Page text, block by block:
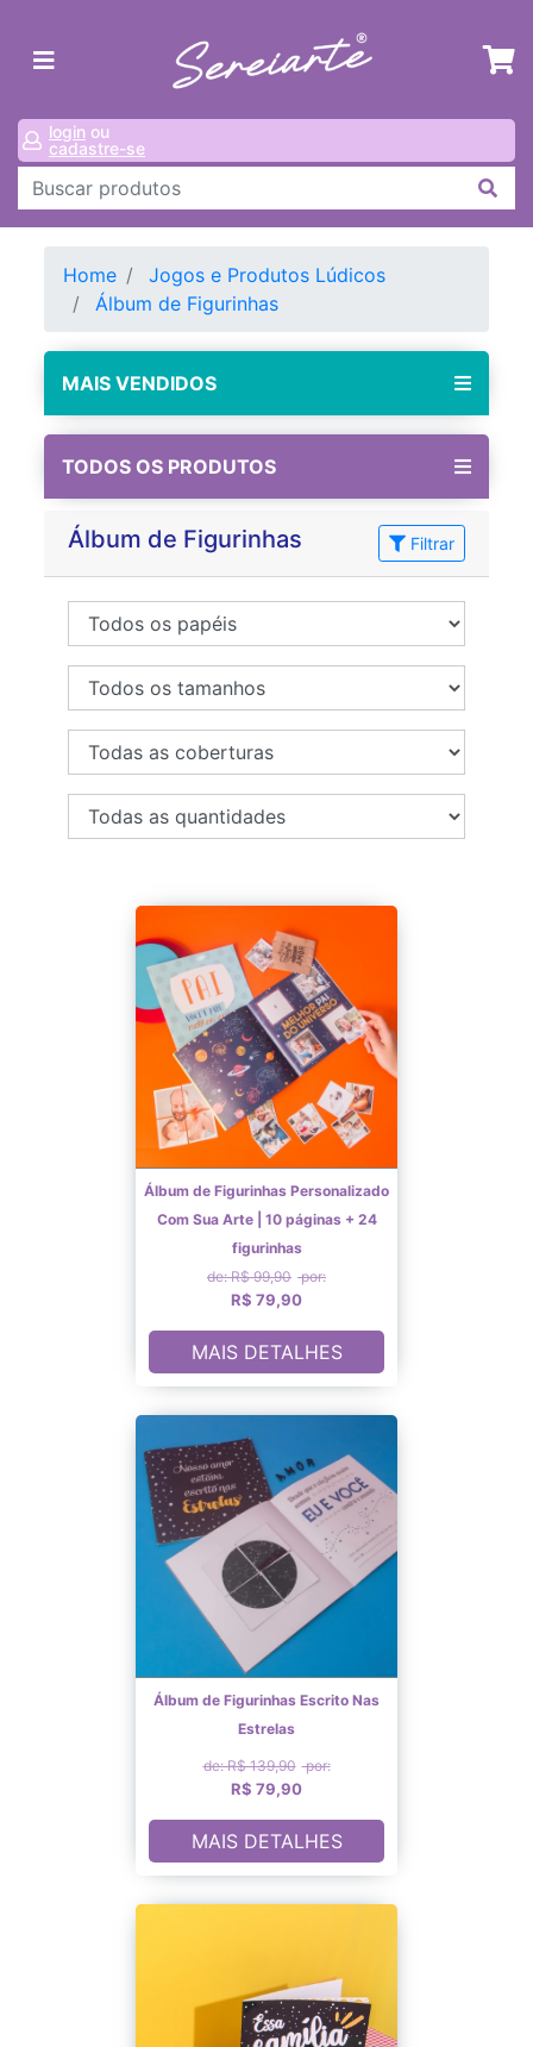
login ou
cadastre-se
Home
Jogos e Produtos Lúdicos
Álbum de Figurinhas
MAIS VENDIDOS
TODOS OS PRODUTOS
Álbum de Figurinhas Filtrar
Álbum de Figurinhas Personalizado
Com Sua Arte | 10 páginas + 24
figurinhas
de: R$ 99,90 por:
R$ 79,90
MAIS DETALHES
Álbum de Figurinhas Escrito Nas
Estrelas
de: R$ 139,90 por:
R$ 79,90
MAIS DETALHES